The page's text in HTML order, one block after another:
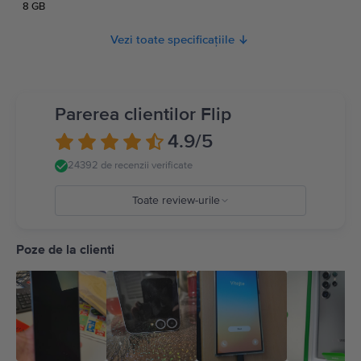
8 GB
Vezi toate specificațiile
Parerea clientilor Flip
4.9/5
24392 de recenzii verificate
Toate review-urile
2
1
Poze de la clienti